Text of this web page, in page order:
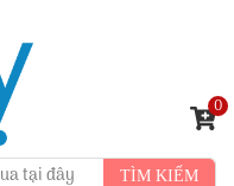
TÌM KIẾM
0